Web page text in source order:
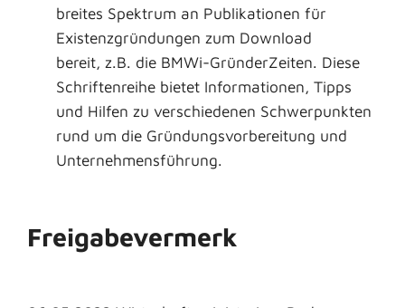
breites Spektrum an Publikationen für
Existenzgründungen zum Download
bereit, z.B. die BMWi-GründerZeiten. Diese
Schriftenreihe bietet Informationen, Tipps
und Hilfen zu verschiedenen Schwerpunkten
rund um die Gründungsvorbereitung und
Unternehmensführung.
Freigabevermerk